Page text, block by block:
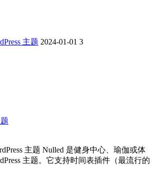
主题 2024-01-01 3
主题 Nulled 是健身中心、瑜伽或体
主题。它支持时间表插件（最流行的